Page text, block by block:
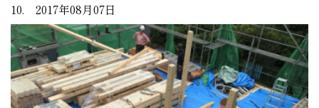
10. 2017年08月07日